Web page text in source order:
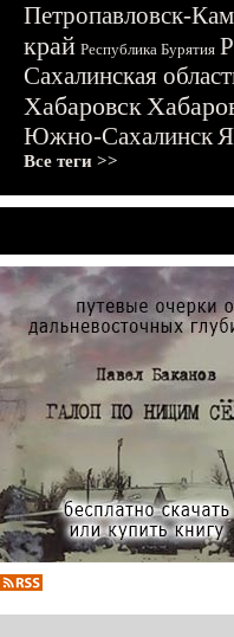
Петропавловск-
край Республика Бурятия
Сахалинская
Хабаровск
Южно-Сахалинск
Все теги >>